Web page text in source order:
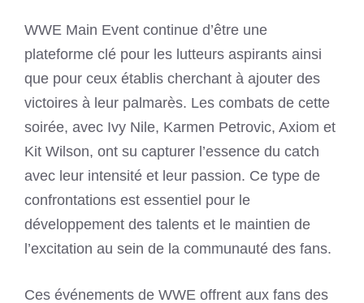
WWE Main Event continue d’être une
plateforme clé pour les lutteurs aspirants ainsi
que pour ceux établis cherchant à ajouter des
victoires à leur palmarès. Les combats de cette
soirée, avec Ivy Nile, Karmen Petrovic, Axiom et
Kit Wilson, ont su capturer l’essence du catch
avec leur intensité et leur passion. Ce type de
confrontations est essentiel pour le
développement des talents et le maintien de
l’excitation au sein de la communauté des fans.
Ces événements de WWE offrent aux fans des